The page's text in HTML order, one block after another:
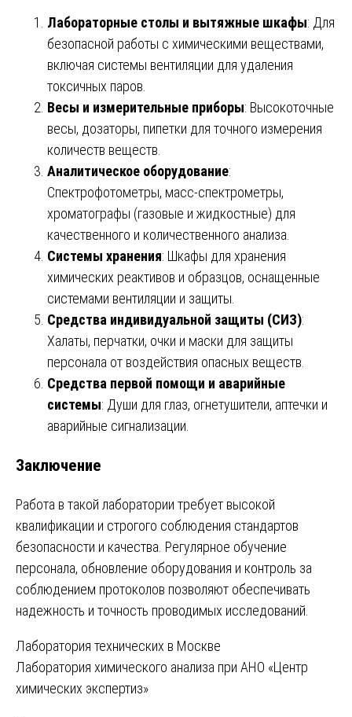
Лабораторные столы и вытяжные шкафы: Для
безопасной работы с химическими веществами,
включая системы вентиляции для удаления
токсичных паров.
Весы и измерительные приборы: Высокоточные
весы, дозаторы, пипетки для точного измерения
количеств веществ.
Аналитическое оборудование:
Спектрофотометры, масс-спектрометры,
хроматографы (газовые и жидкостные) для
качественного и количественного анализа.
Системы хранения: Шкафы для хранения
химических реактивов и образцов, оснащенные
системами вентиляции и защиты.
Средства индивидуальной защиты (СИЗ):
Халаты, перчатки, очки и маски для защиты
персонала от воздействия опасных веществ.
Средства первой помощи и аварийные
системы: Души для глаз, огнетушители, аптечки и
аварийные сигнализации.
Заключение
Работа в такой лаборатории требует высокой
квалификации и строгого соблюдения стандартов
безопасности и качества. Регулярное обучение
персонала, обновление оборудования и контроль за
соблюдением протоколов позволяют обеспечивать
надежность и точность проводимых исследований.
Навигация
по
Лаборатория технических в Москве
Лаборатория химического анализа при АНО «Центр
химических экспертиз»